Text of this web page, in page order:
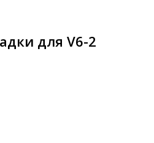
для V6-2